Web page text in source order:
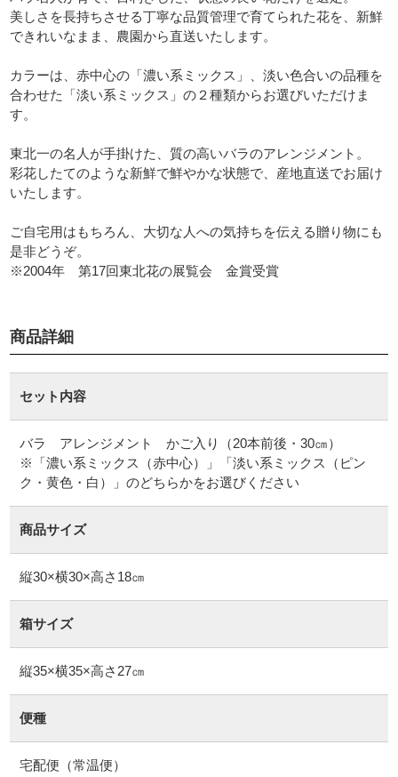
美しさを長持ちさせる丁寧な品質管理で育てられた花を、新鮮
できれいなまま、農園から直送いたします。
カラーは、赤中心の「濃い系ミックス」、淡い色合いの品種を
合わせた「淡い系ミックス」の２種類からお選びいただけま
す。
東北一の名人が手掛けた、質の高いバラのアレンジメント。
彩花したてのような新鮮で鮮やかな状態で、産地直送でお届け
いたします。
ご自宅用はもちろん、大切な人への気持ちを伝える贈り物にも
是非どうぞ。
※2004年 第17回東北花の展覧会 金賞受賞
商品詳細
セット内容
バラ アレンジメント かご入り（20本前後・30㎝）
※「濃い系ミックス（赤中心）」「淡い系ミックス（ピン
ク・黄色・白）」のどちらかをお選びください
商品サイズ
縦30×横30×高さ18㎝
箱サイズ
縦35×横35×高さ27㎝
便種
宅配便（常温便）